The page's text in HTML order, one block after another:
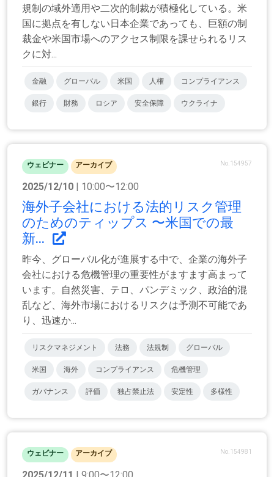
規制の域外適用や二次的制裁が積極化している。米
国に拠点を有しない日本企業であっても、巨額の制
裁金や米国市場へのアクセス制限を課せられるリス
クに対...
金融 グローバル 米国 人権 コンプライアンス
銀行 財務 ロシア 安全保障 ウクライナ
ウェビナー アーカイブ No.154957
2025/12/10 | 10:00〜12:00
海外子会社における法的リスク管理
のためのティップス 〜米国での最
新...
昨今、グローバル化が進展する中で、企業の海外子
会社における危機管理の重要性がますます高まって
います。自然災害、テロ、パンデミック、政治的混
乱など、海外市場におけるリスクは予測不可能であ
り、迅速か...
リスクマネジメント 法務 法規制 グローバル
米国 海外 コンプライアンス 危機管理
ガバナンス 評価 独占禁止法 安定性 多様性
ウェビナー アーカイブ No.154981